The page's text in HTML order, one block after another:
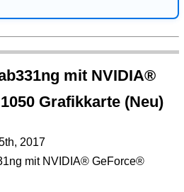
mit NVIDIA®
Grafikkarte (Neu)
2017